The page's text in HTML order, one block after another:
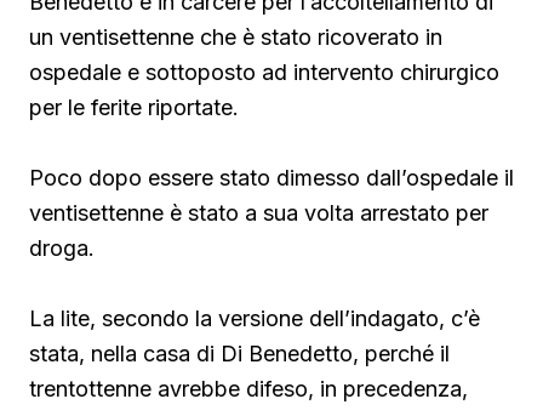
un ventisettenne che è stato ricoverato in
ospedale e sottoposto ad intervento chirurgico
per le ferite riportate.
Poco dopo essere stato dimesso dall’ospedale il
ventisettenne è stato a sua volta arrestato per
droga.
La lite, secondo la versione dell’indagato, c’è
stata, nella casa di Di Benedetto, perché il
trentottenne avrebbe difeso, in precedenza,